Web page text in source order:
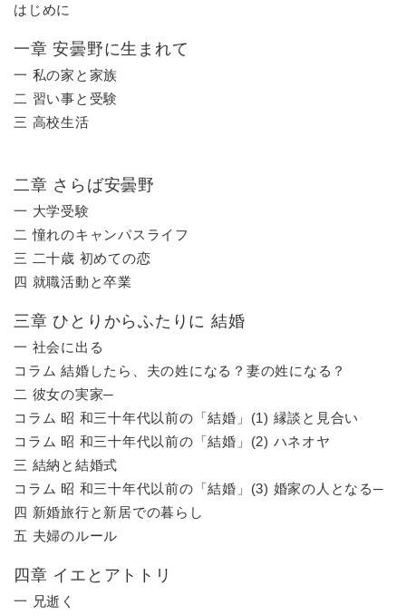
はじめに
一章 安曇野に生まれて
一 私の家と家族
二 習い事と受験
三 高校生活
二章 さらば安曇野
一 大学受験
二 憧れのキャンパスライフ
三 二十歳 初めての恋
四 就職活動と卒業
三章 ひとりからふたりに 結婚
一 社会に出る
コラム 結婚したら、夫の姓になる？妻の姓になる？
二 彼女の実家─
コラム 昭 和三十年代以前の「結婚」(1) 縁談と見合い
コラム 昭 和三十年代以前の「結婚」(2) ハネオヤ
三 結納と結婚式
コラム 昭 和三十年代以前の「結婚」(3) 婚家の人となる─
四 新婚旅行と新居での暮らし
五 夫婦のルール
四章 イエとアトトリ
一 兄逝く